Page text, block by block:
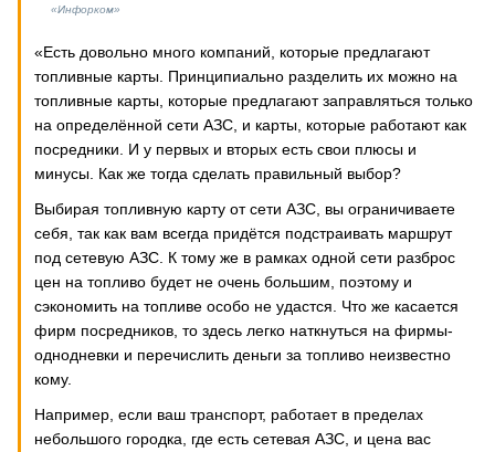
«Инфорком»
«Есть довольно много компаний, которые предлагают
топливные карты. Принципиально разделить их можно на
топливные карты, которые предлагают заправляться только
на определённой сети АЗС, и карты, которые работают как
посредники. И у первых и вторых есть свои плюсы и
минусы. Как же тогда сделать правильный выбор?
Выбирая топливную карту от сети АЗС, вы ограничиваете
себя, так как вам всегда придётся подстраивать маршрут
под сетевую АЗС. К тому же в рамках одной сети разброс
цен на топливо будет не очень большим, поэтому и
сэкономить на топливе особо не удастся. Что же касается
фирм посредников, то здесь легко наткнуться на фирмы-
однодневки и перечислить деньги за топливо неизвестно
кому.
Например, если ваш транспорт, работает в пределах
небольшого городка, где есть сетевая АЗС, и цена вас